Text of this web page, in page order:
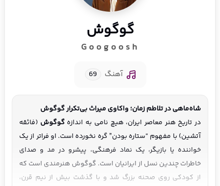
گوگوش
Googoosh
آهنگ 69
شاه‌ماهی در تلاطم زمان؛ واکاوی میراث بی‌تکرار گوگوش
در تاریخ هنر معاصر ایران، هیچ نامی به اندازهگوگوش (فائقه
آتشین) با مفهوم “ستاره بودن” گره نخورده است. او فراتر از یک
خواننده یا بازیگر، یک نماد فرهنگی، پیشرو در مد و صدای
خاطرات چندین نسل از ایرانیان است. گوگوش هنرمندی است که
از کودکی روی صحنه بزرگ شد و با گذشت بیش از نیم قرن،